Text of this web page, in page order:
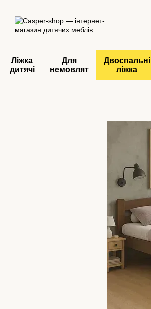
Ліжка
дитячі
Для
немовлят
Двоспальні
ліжка